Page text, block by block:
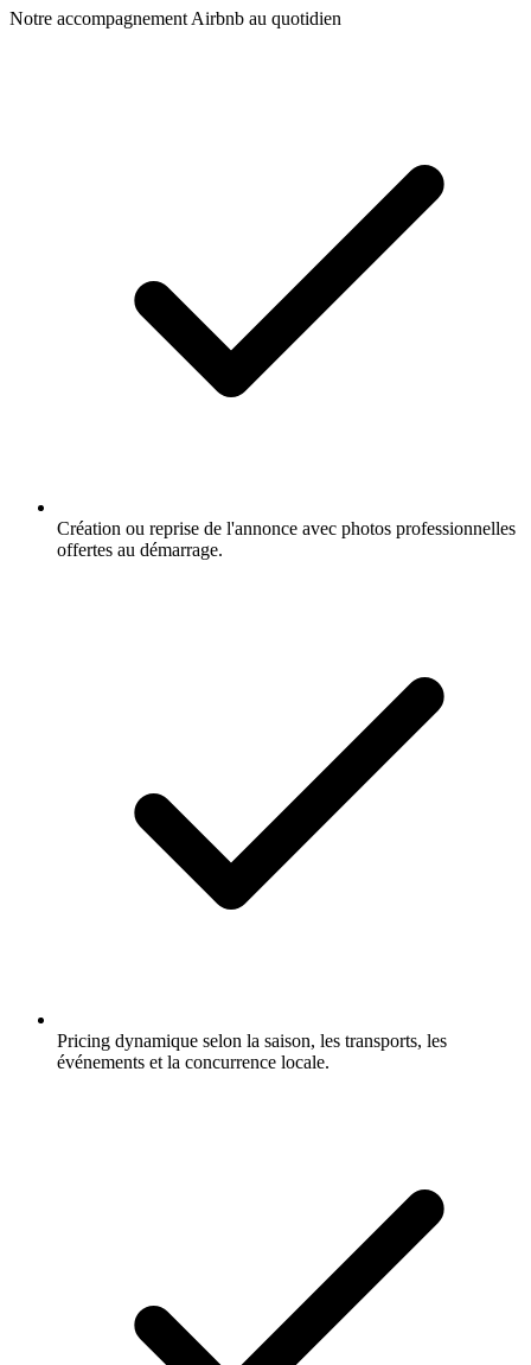
Notre accompagnement Airbnb au quotidien
Création ou reprise de l'annonce avec photos professionnelles
offertes au démarrage.
Pricing dynamique selon la saison, les transports, les
événements et la concurrence locale.